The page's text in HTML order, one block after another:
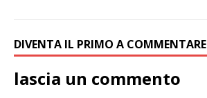
DIVENTA IL PRIMO A COMMENTARE
lascia un commento